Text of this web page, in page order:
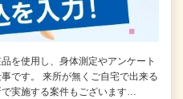
を使用し、身体測定やアンケート
です。 来所が無くご自宅で出来る
実施する案件もございます…